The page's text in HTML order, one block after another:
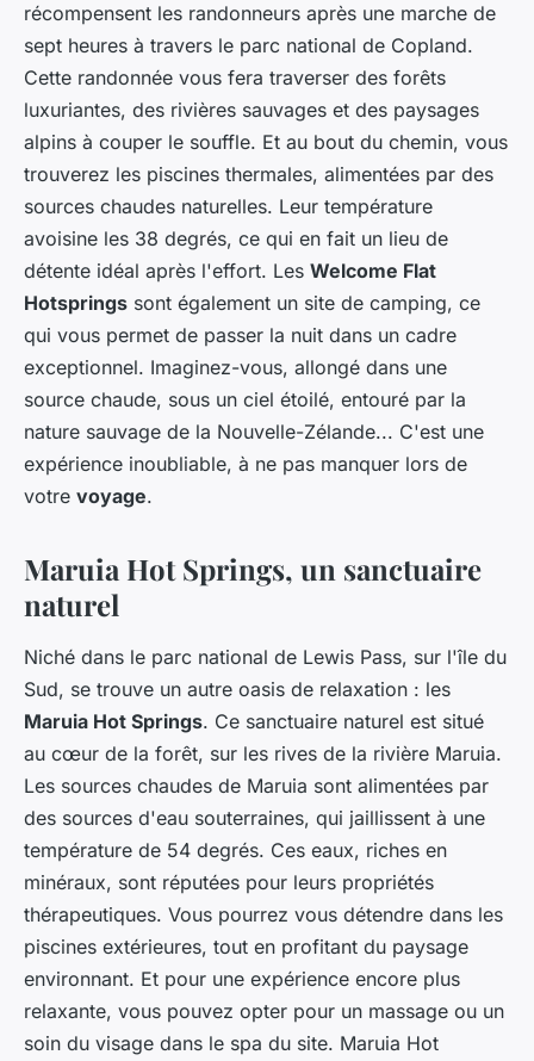
récompensent les randonneurs après une marche de
sept heures à travers le parc national de Copland.
Cette randonnée vous fera traverser des forêts
luxuriantes, des rivières sauvages et des paysages
alpins à couper le souffle. Et au bout du chemin, vous
trouverez les piscines thermales, alimentées par des
sources chaudes naturelles. Leur température
avoisine les 38 degrés, ce qui en fait un lieu de
détente idéal après l'effort. Les Welcome Flat
Hotsprings sont également un site de camping, ce
qui vous permet de passer la nuit dans un cadre
exceptionnel. Imaginez-vous, allongé dans une
source chaude, sous un ciel étoilé, entouré par la
nature sauvage de la Nouvelle-Zélande... C'est une
expérience inoubliable, à ne pas manquer lors de
votre voyage.
Maruia Hot Springs, un sanctuaire
naturel
Niché dans le parc national de Lewis Pass, sur l'île du
Sud, se trouve un autre oasis de relaxation : les
Maruia Hot Springs. Ce sanctuaire naturel est situé
au cœur de la forêt, sur les rives de la rivière Maruia.
Les sources chaudes de Maruia sont alimentées par
des sources d'eau souterraines, qui jaillissent à une
température de 54 degrés. Ces eaux, riches en
minéraux, sont réputées pour leurs propriétés
thérapeutiques. Vous pourrez vous détendre dans les
piscines extérieures, tout en profitant du paysage
environnant. Et pour une expérience encore plus
relaxante, vous pouvez opter pour un massage ou un
soin du visage dans le spa du site. Maruia Hot